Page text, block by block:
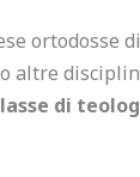
ortodosse
altre
di